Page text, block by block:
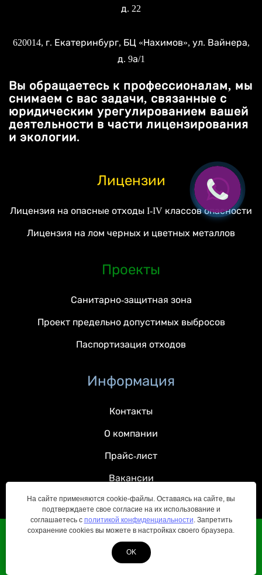
д. 22
620014, г. Екатеринбург, БЦ «Нахимов», ул. Вайнера,
д. 9а/1
Вы обращаетесь к профессионалам, мы
снимаем с вас задачи, связанные с
юридическим урегулированием вашей
деятельности в части лицензирования
и экологии.
Лицензии
Лицензия на опасные отходы I-IV классов опасности
Лицензия на лом черных и цветных металлов
Проекты
Санитарно-защитная зона
Проект предельно допустимых выбросов
Паспортизация отходов
Информация
Контакты
О компании
Прайс-лист
Вакансии
Политика конфиденциальности
На сайте применяются cookie-файлы. Оставаясь на сайте, вы
подтверждаете свое согласие на их использование и
соглашаетесь с политикой конфиденциальности. Запретить
сохранение cookies вы можете в настройках своего браузера.
OK